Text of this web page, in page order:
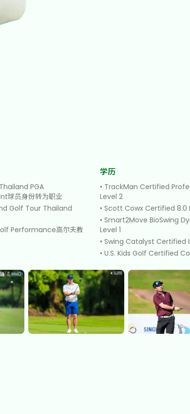
PGA
球员身份转为职业
Golf Tour Thailand
Performance高尔夫教
学历
• TrackMan Certified
Level 2
•Scott Cowx Certified 8.0
•Smart2Move BioSwing
Level 1
•Swing Catalyst Certified
•U.S. Kids Golf Certified